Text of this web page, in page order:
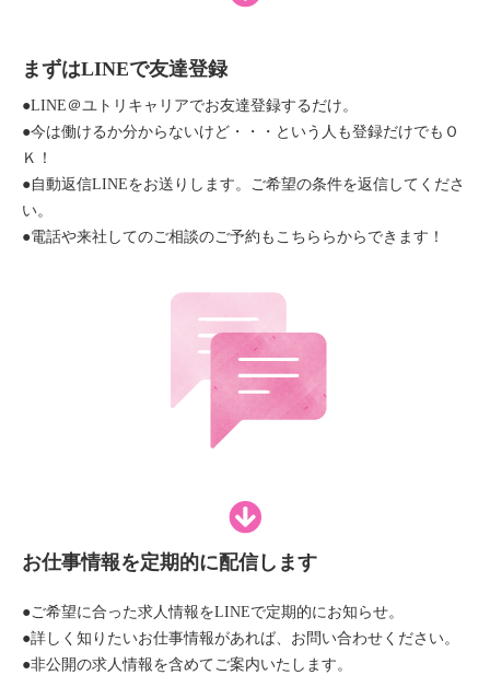
まずはLINEで友達登録
●LINE＠ユトリキャリアでお友達登録するだけ。
●今は働けるか分からないけど・・・という人も登録だけでもＯ
Ｋ！
●自動返信LINEをお送りします。ご希望の条件を返信してくださ
い。
●電話や来社してのご相談のご予約もこちららからできます！
お仕事情報を定期的に配信します
●ご希望に合った求人情報をLINEで定期的にお知らせ。
●詳しく知りたいお仕事情報があれば、お問い合わせください。
●非公開の求人情報を含めてご案内いたします。